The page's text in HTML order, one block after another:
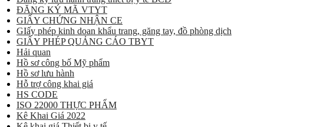
ĐĂNG KÝ MÃ VTYT
GIẤY CHỨNG NHẬN CE
GIấy phép kinh doan khẩu trang, găng tay, đồ phòng dịch
GIẤY PHÉP QUẢNG CÁO TBYT
Hải quan
Hồ sơ công bố Mỹ phẩm
Hồ sơ lưu hành
Hỗ trợ công khai giá
HS CODE
ISO 22000 THỰC PHẨM
Kê Khai Giá 2022